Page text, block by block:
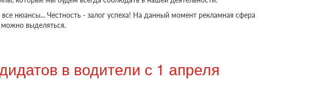
нюансы... Честность - залог успеха! На данный момент рекламная сфера
выделяться.
в водители с 1 апреля